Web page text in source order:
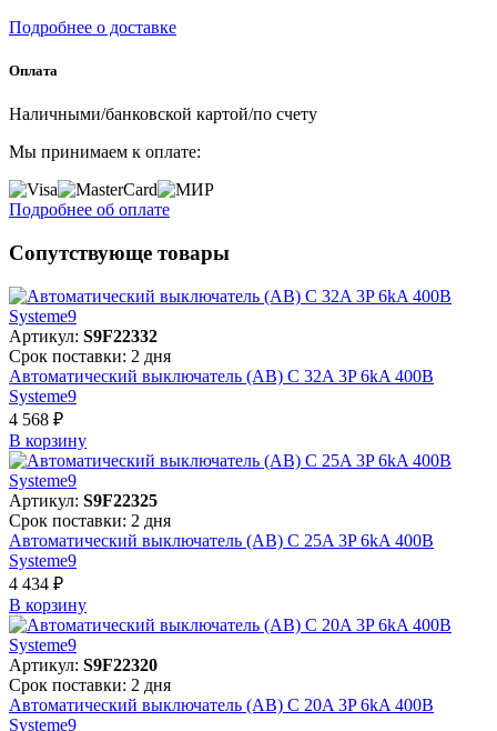
Подробнее о доставке
Оплата
Наличными/банковской картой/по счету
Мы принимаем к оплате:
Подробнее об оплате
Сопутствующе товары
Артикул: S9F22332
Срок поставки: 2 дня
Автоматический выключатель (АВ) C 32A 3P 6kA 400В
Systeme9
4 568 ₽
В корзинy
Артикул: S9F22325
Срок поставки: 2 дня
Автоматический выключатель (АВ) C 25A 3P 6kA 400В
Systeme9
4 434 ₽
В корзинy
Артикул: S9F22320
Срок поставки: 2 дня
Автоматический выключатель (АВ) C 20A 3P 6kA 400В
Systeme9